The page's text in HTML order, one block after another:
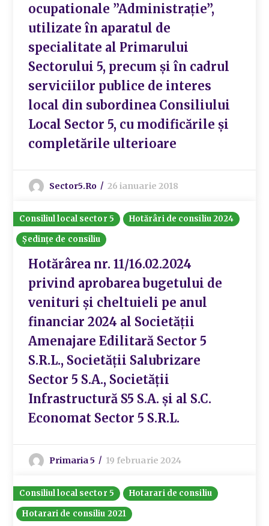
ocupationale ”Administrație”,
utilizate în aparatul de
specialitate al Primarului
Sectorului 5, precum și în cadrul
serviciilor publice de interes
local din subordinea Consiliului
Local Sector 5, cu modificările și
completările ulterioare
Sector5.ro 26 ianuarie 2018
Consiliul local sector 5
Hotărâri de consiliu 2024
Ședințe de consiliu
Hotărârea nr. 11/16.02.2024
privind aprobarea bugetului de
venituri și cheltuieli pe anul
financiar 2024 al Societății
Amenajare Edilitară Sector 5
S.R.L., Societății Salubrizare
Sector 5 S.A., Societății
Infrastructură S5 S.A. și al S.C.
Economat Sector 5 S.R.L.
Primaria 5 19 februarie 2024
Consiliul local sector 5
Hotarari de consiliu
Hotarari de consiliu 2021